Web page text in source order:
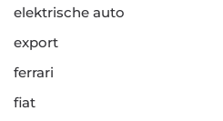
elektrische auto
export
ferrari
fiat